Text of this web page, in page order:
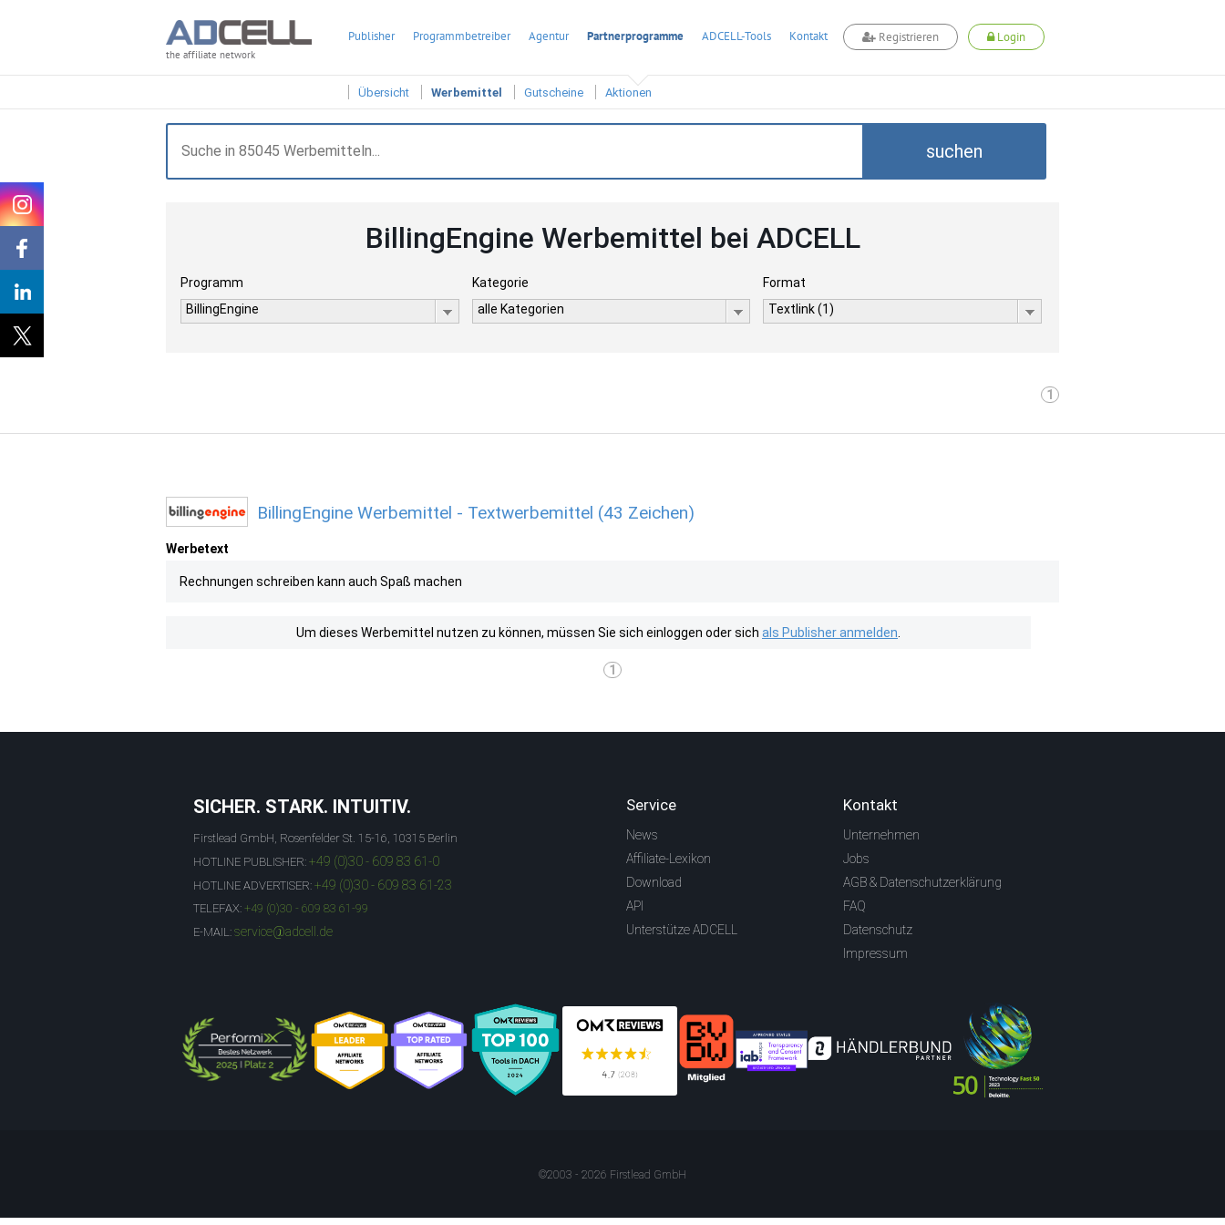
the affiliate network
Publisher Programmbetreiber Agentur Partnerprogramme ADCELL-Tools Kontakt Registrieren Login
Übersicht Werbemittel Gutscheine Aktionen
suchen
BillingEngine Werbemittel bei ADCELL
Programm
BillingEngine
Kategorie
alle Kategorien
Format
Textlink (1)
1
BillingEngine Werbemittel - Textwerbemittel (43 Zeichen)
Werbetext
Rechnungen schreiben kann auch Spaß machen
Um dieses Werbemittel nutzen zu können, müssen Sie sich einloggen oder sich als Publisher anmelden
1
SICHER. STARK. INTUITIV.
Firstlead GmbH, Rosenfelder St. 15-16, 10315 Berlin
HOTLINE PUBLISHER: +49 (0)30 - 609 83 61-0
HOTLINE ADVERTISER: +49 (0)30 - 609 83 61-23
TELEFAX: +49 (0)30 - 609 83 61-99
E-MAIL: service@adcell.de
Service
News
Affiliate-Lexikon
Download
API
Unterstütze ADCELL
Kontakt
Unternehmen
Jobs
AGB & Datenschutzerklärung
FAQ
Datenschutz
Impressum
©2003 - 2026 Firstlead GmbH